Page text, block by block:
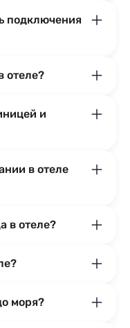
подключения
отеле?
и
в отеле
в отеле?
моря?